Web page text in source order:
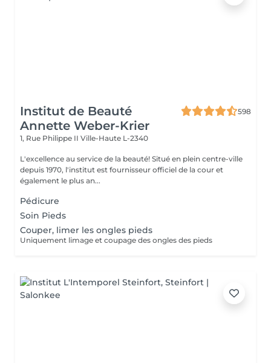
Institut de Beauté
Annette Weber-Krier
598
1, Rue Philippe II Ville-Haute L-2340
L'excellence au service de la beauté! Situé en plein centre-ville
depuis 1970, l'institut est fournisseur officiel de la cour et
également le plus an...
Pédicure
Soin Pieds
Couper, limer les ongles pieds
Uniquement limage et coupage des ongles des pieds